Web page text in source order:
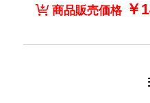
商品販売価格￥